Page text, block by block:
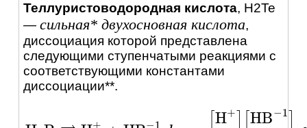
Теллуристоводородная кислота, H2Te
—сильная* двухосновная кислота,
диссоциация которой представлена
следующими ступенчатыми реакциями c
соответствующими константами
диссоциации**.
[H+ [HB−1